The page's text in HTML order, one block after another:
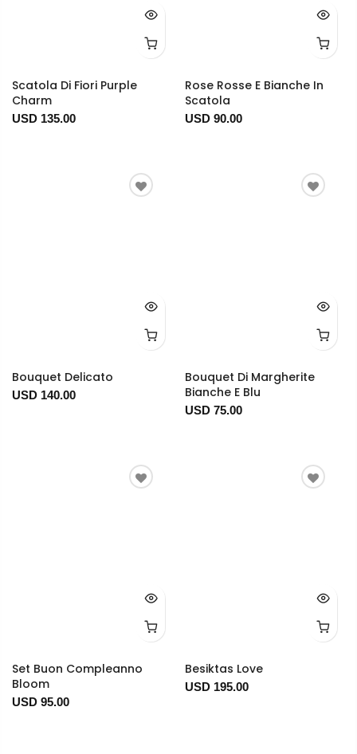
Scatola Di Fiori Purple
Charm
USD 135.00
Rose Rosse E Bianche In
Scatola
USD 90.00
Bouquet Delicato
USD 140.00
Bouquet Di Margherite
Bianche E Blu
USD 75.00
Set Buon Compleanno
Bloom
USD 95.00
Besiktas Love
USD 195.00